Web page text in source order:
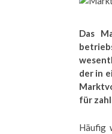
Das
der in
für
Häufig